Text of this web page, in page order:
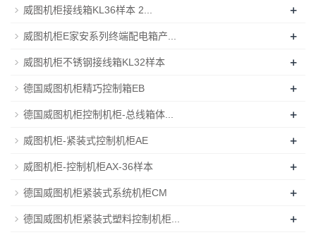
威图机柜接线箱KL36样本 2... +
威图机柜E家安系列终端配电箱产... +
威图机柜不锈钢接线箱KL32样本 +
德国威图机柜精巧控制箱EB +
德国威图机柜控制机柜-总线箱体... +
威图机柜-紧装式控制机柜AE +
威图机柜-控制机柜AX-36样本 +
德国威图机柜紧装式系统机柜CM +
德国威图机柜紧装式塑料控制机柜... +